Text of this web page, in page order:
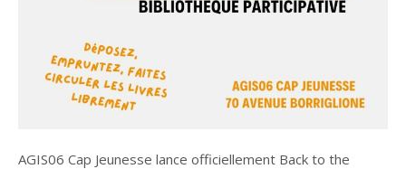
AGIS06 Cap Jeunesse lance officiellement Back to the